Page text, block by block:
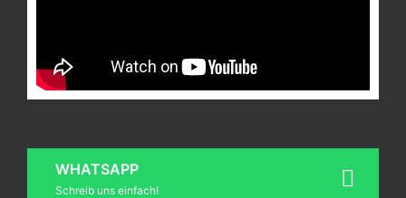
WHATSAPP
Schreib uns einfach!